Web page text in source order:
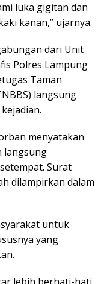
luka gigitan dan
kanan,” ujarnya.
dari Unit
Polres Lampung
Taman
langsung
menyatakan
langsung
Surat
dilampirkan dalam
untuk
yang